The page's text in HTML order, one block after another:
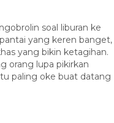
soal liburan ke
yang keren banget,
yang bikin ketagihan.
orang lupa pikirkan
paling oke buat datang